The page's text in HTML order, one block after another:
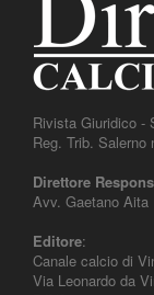
Rivista Giuridico -
Reg. Trib. Salerno
Direttore
Avv. Gaetano Aita
Editore:
Canale calcio di
Via Leonardo da